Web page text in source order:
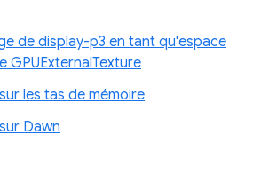
de display-p3 en tant qu'espace
GPUExternalTexture
les tas de mémoire
Dawn